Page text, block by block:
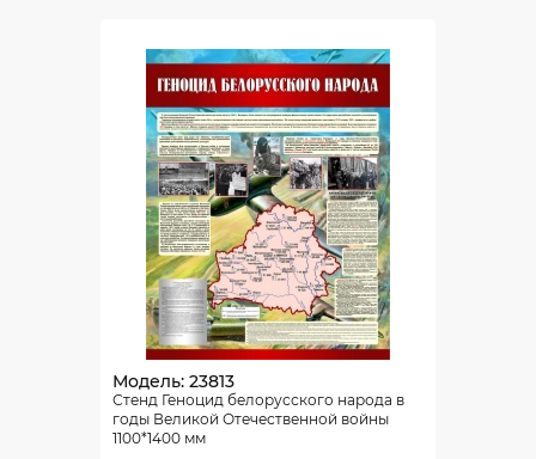
Модель: 23813
Стенд Геноцид белорусского народа в
годы Великой Отечественной войны
1100*1400 мм